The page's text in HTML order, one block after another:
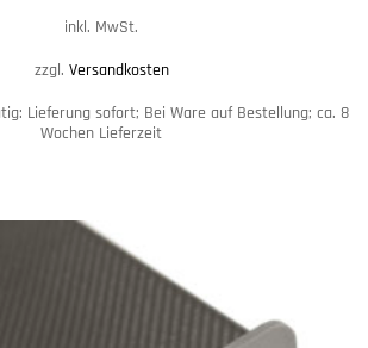
inkl. MwSt.
zzgl. Versandkosten
Lieferung sofort; Bei Ware auf Bestellung; ca. 8
Wochen Lieferzeit